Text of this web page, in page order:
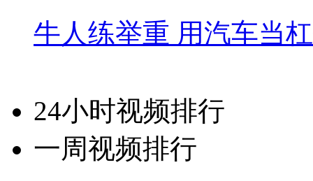
牛人练举重 用汽车当
24小时视频排行
一周视频排行